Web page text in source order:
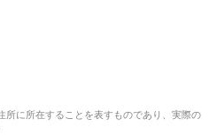
に所在することを表すものであり、実際の